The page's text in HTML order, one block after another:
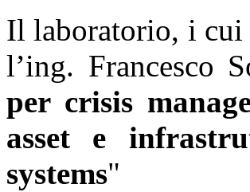
Il laboratorio, i cui
l’ing. Francesco
per crisis
asset e
systems"